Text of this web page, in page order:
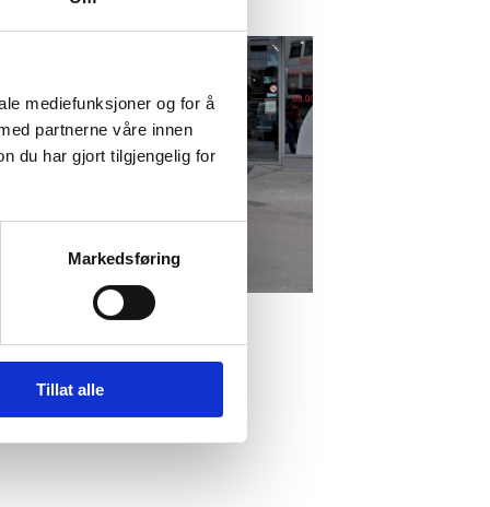
mediefunksjoner og for å
partnerne våre innen
du har gjort tilgjengelig for
Markedsføring
Tillat alle